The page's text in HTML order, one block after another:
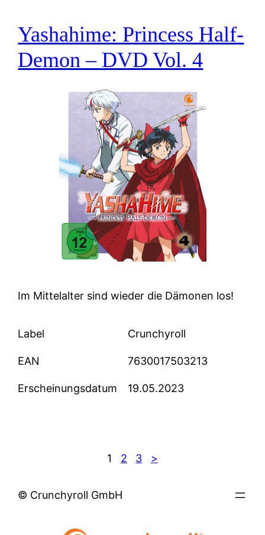
Yashahime: Princess Half-
Demon – DVD Vol. 4
Im Mittelalter sind wieder die Dämonen los!
Label Crunchyroll
EAN 7630017503213
Erscheinungsdatum 19.05.2023
1 2 3 >
© Crunchyroll GmbH